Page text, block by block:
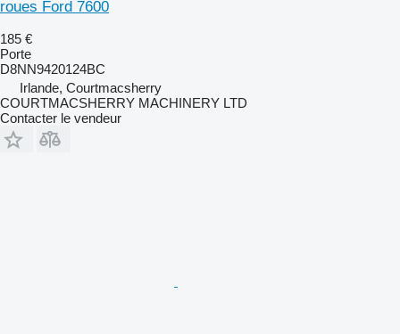
roues Ford 7600
185 €
Porte
D8NN9420124BC
Irlande, Courtmacsherry
COURTMACSHERRY MACHINERY LTD
Contacter le vendeur